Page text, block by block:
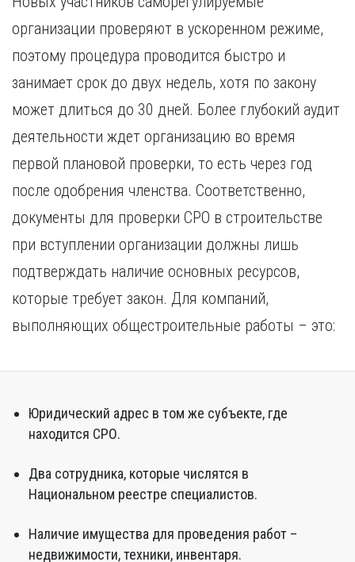
организации проверяют в ускоренном режиме,
поэтому процедура проводится быстро и
занимает срок до двух недель, хотя по закону
может длиться до 30 дней. Более глубокий аудит
деятельности ждет организацию во время
первой плановой проверки, то есть через год
после одобрения членства. Соответственно,
документы для проверки СРО в строительстве
при вступлении организации должны лишь
подтверждать наличие основных ресурсов,
которые требует закон. Для компаний,
выполняющих общестроительные работы – это:
Юридический адрес в том же субъекте, где
находится СРО.
Два сотрудника, которые числятся в
Национальном реестре специалистов.
Наличие имущества для проведения работ –
недвижимости, техники, инвентаря.